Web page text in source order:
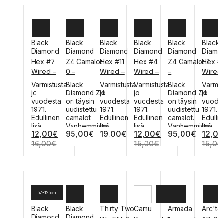
Black
Diamond
Hex #7
Wired –
heksakiila
vaijerilla
Tällä
tuotteella
on
useampi
muunnelma.
Voit
tehdä
valinnat
tuotteen
sivulla.
Varmistusta
jo
vuodesta
1971.
Edullinen
lisä
Camalotin
rinnalle.
Mo...
12,00€
16,00€
Black
Diamond
Z4 Camalot
0 –
Kalliovarmist
us
Tällä
tuotteella
on
useampi
muunnelma.
Voit
tehdä
sivulla.
Black
Diamond Z4
on täysin
uudistettu
camalot.
Vanhemmista
malleist...
95,00€
Black
Diamond
Hex #11
Wired –
heksakiila
vaijerilla
Tällä
tuotteella
on
useampi
muunnelma.
Voit
tehdä
Varmistusta
jo
vuodesta
1971.
Edullinen
lisä
Camalotin
19,00€
Black
Diamond
Hex #4
Wired –
heksakiila
vaijerilla
Tällä
tuotteella
on
useampi
muunnelma.
Voit
tehdä
valinnat
tuotteen
sivulla.
Varmistusta
jo
vuodesta
1971.
Edullinen
lisä
Camalotin
rinnalle.
Mo...
12,00€
15,00€
Black
Diamond
Z4 Camalot .1
–
Kalliovarmist
us
Tällä
tuotteella
on
useampi
muunnelma.
Voit
tehdä
sivulla.
Black
Diamond Z4
on täysin
uudistettu
camalot.
Vanhemmista
malleist...
95,00€
Hex
Tällä
on
Voit
jo
1971.
lisä
Mo...
57-125cm
Black
Black
Thirty TwoCamu
Armada